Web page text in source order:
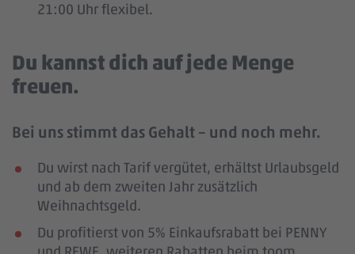
21:00 Uhr flexibel.
Du kannst dich auf jede Menge
freuen.
Bei uns stimmt das Gehalt – und noch mehr.
Du wirst nach Tarif vergütet, erhältst Urlaubsgeld
und ab dem zweiten Jahr zusätzlich
Weihnachtsgeld.
Du profitierst von 5% Einkaufsrabatt bei PENNY